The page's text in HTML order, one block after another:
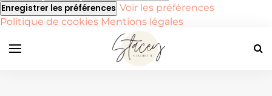
Enregistrer les préférences Voir les préférences
Politique de cookies Mentions légales